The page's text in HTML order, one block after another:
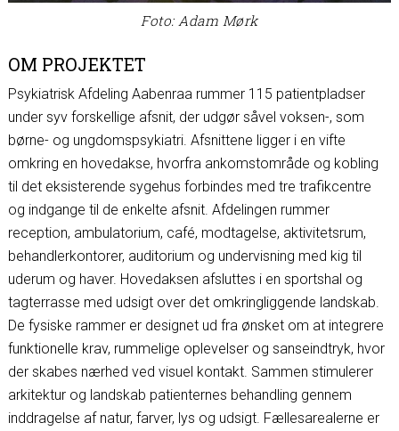
Foto: Adam Mørk
OM PROJEKTET
Psykiatrisk Afdeling Aabenraa rummer 115 patientpladser
under syv forskellige afsnit, der udgør såvel voksen-, som
børne- og ungdomspsykiatri. Afsnittene ligger i en vifte
omkring en hovedakse, hvorfra ankomstområde og kobling
til det eksisterende sygehus forbindes med tre trafikcentre
og indgange til de enkelte afsnit. Afdelingen rummer
reception, ambulatorium, café, modtagelse, aktivitetsrum,
behandlerkontorer, auditorium og undervisning med kig til
uderum og haver. Hovedaksen afsluttes i en sportshal og
tagterrasse med udsigt over det omkringliggende landskab.
De fysiske rammer er designet ud fra ønsket om at integrere
funktionelle krav, rummelige oplevelser og sanseindtryk, hvor
der skabes nærhed ved visuel kontakt. Sammen stimulerer
arkitektur og landskab patienternes behandling gennem
inddragelse af natur, farver, lys og udsigt. Fællesarealerne er